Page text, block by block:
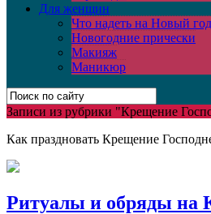
Для женщин
Что надеть на Новый год
Новогодние прически
Макияж
Маникюр
Записи из рубрики "Крещение
Как праздновать Крещение
Ритуалы и обряды на